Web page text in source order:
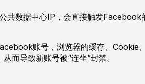
共数据中心IP，会直接触发
账号，浏览器的缓存、Cookie
而导致新账号被“连坐”封禁。